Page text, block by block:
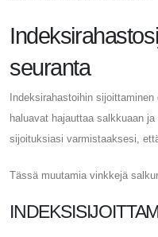
seuranta
Indeksirahastoihin
haluavat hajauttaa salkkuaan
sijoituksiasi varmistaaksesi,
Tässä muutamia vinkkejä